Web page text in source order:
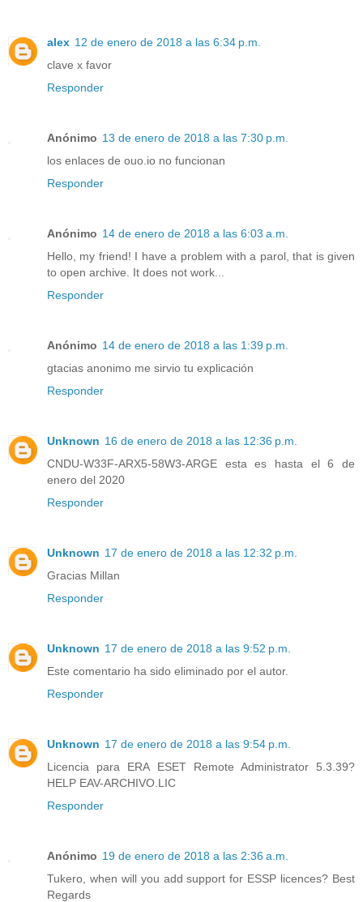
alex 12 de enero de 2018 a las 6:34 p.m.
clave x favor
Responder
Anónimo 13 de enero de 2018 a las 7:30 p.m.
los enlaces de ouo.io no funcionan
Responder
Anónimo 14 de enero de 2018 a las 6:03 a.m.
Hello, my friend! I have a problem with a parol, that is given
to open archive. It does not work...
Responder
Anónimo 14 de enero de 2018 a las 1:39 p.m.
gtacias anonimo me sirvio tu explicación
Responder
Unknown 16 de enero de 2018 a las 12:36 p.m.
CNDU-W33F-ARX5-58W3-ARGE esta es hasta el 6 de
enero del 2020
Responder
Unknown 17 de enero de 2018 a las 12:32 p.m.
Gracias Millan
Responder
Unknown 17 de enero de 2018 a las 9:52 p.m.
Este comentario ha sido eliminado por el autor.
Responder
Unknown 17 de enero de 2018 a las 9:54 p.m.
Licencia para ERA ESET Remote Administrator 5.3.39?
HELP EAV-ARCHIVO.LIC
Responder
Anónimo 19 de enero de 2018 a las 2:36 a.m.
Tukero, when will you add support for ESSP licences? Best
Regards